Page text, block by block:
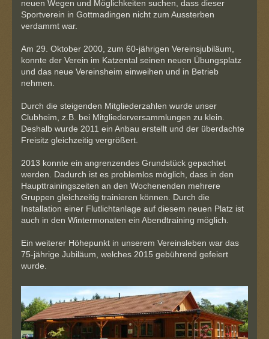
neuen Wegen und Möglichkeiten suchen, dass dieser
Sportverein in Gottmadingen nicht zum Aussterben
verdammt war.
Am 29. Oktober 2000, zum 60-jährigen Vereinsjubiläum,
konnte der Verein im Katzental seinen neuen Übungsplatz
und das neue Vereinsheim einweihen und in Betrieb
nehmen.
Durch die steigenden Mitgliederzahlen wurde unser
Clubheim, z.B. bei Mitgliederversammlungen zu klein.
Deshalb wurde 2011 ein Anbau erstellt und der überdachte
Freisitz gleichzeitig vergrößert.
2013 konnte ein angrenzendes Grundstück gepachtet
werden. Dadurch ist es problemlos möglich, dass in den
Haupttrainingszeiten an den Wochenenden mehrere
Gruppen gleichzeitig trainieren können. Durch die
Installation einer Flutlichtanlage auf diesem neuen Platz ist
auch in den Wintermonaten ein Abendtraining möglich.
Ein weiterer Höhepunkt in unserem Vereinsleben war das
75-jährige Jubiläum, welches 2015 gebührend gefeiert
wurde.